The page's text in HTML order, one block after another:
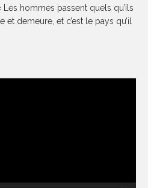
hommes passent quels qu’ils
demeure, et c’est le pays qu’il